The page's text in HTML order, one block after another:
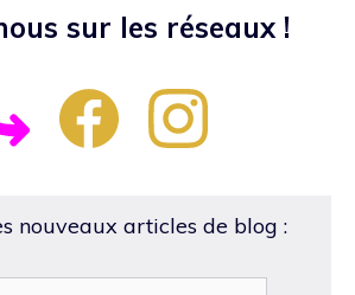
sur les réseaux !
nouveaux articles de blog :